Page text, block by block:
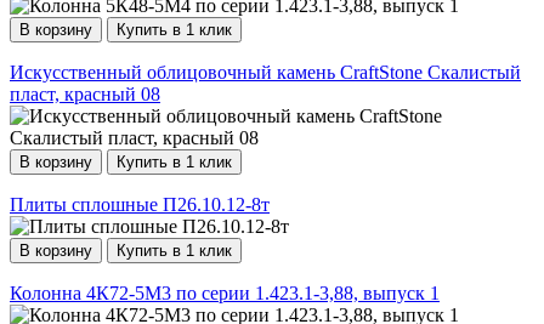
В корзину Купить в 1 клик
Искусственный облицовочный камень CraftStone Скалистый
пласт, красный 08
В корзину Купить в 1 клик
Плиты сплошные П26.10.12-8т
В корзину Купить в 1 клик
Колонна 4К72-5М3 по серии 1.423.1-3,88, выпуск 1